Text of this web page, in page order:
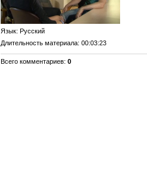
Язык: Русский
Длительность материала: 00:03:23
Всего комментариев: 0